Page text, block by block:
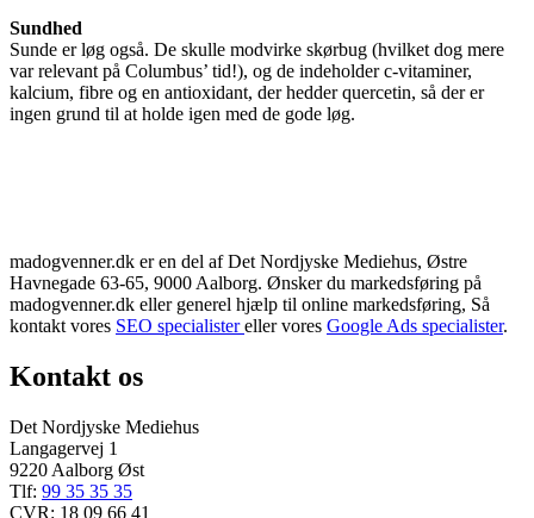
Sundhed
Sunde er løg også. De skulle modvirke skørbug (hvilket dog mere
var relevant på Columbus’ tid!), og de indeholder c-vitaminer,
kalcium, fibre og en antioxidant, der hedder quercetin, så der er
ingen grund til at holde igen med de gode løg.
madogvenner.dk er en del af Det Nordjyske Mediehus, Østre
Havnegade 63-65, 9000 Aalborg. Ønsker du markedsføring på
madogvenner.dk eller generel hjælp til online markedsføring, Så
kontakt vores SEO specialistereller vores Google Ads specialister.
Kontakt os
Det Nordjyske Mediehus
Langagervej 1
9220 Aalborg Øst
Tlf: 99 35 35 35
CVR: 18 09 66 41